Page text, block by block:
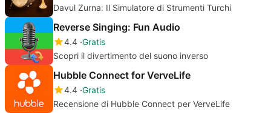
Davul Zurna: Il Simulatore di Strumenti Turchi
Reverse Singing: Fun Audio
4.4 Gratis
Scopri il divertimento del suono inverso
Hubble Connect for VerveLife
4.4 Gratis
Recensione di Hubble Connect per VerveLife